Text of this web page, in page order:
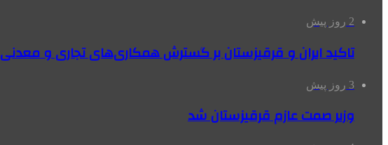
2 روز پیش
تاکید ایران و قرقیزستان بر گسترش همکاری‌های تجاری و معدنی
3 روز پیش
وزیر صمت عازم قرقیزستان شد